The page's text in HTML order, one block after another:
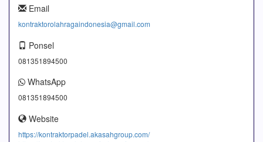
Email
kontraktorolahragaindonesia@gmail.com
Ponsel
081351894500
WhatsApp
081351894500
Website
https://kontraktorpadel.akasahgroup.com/